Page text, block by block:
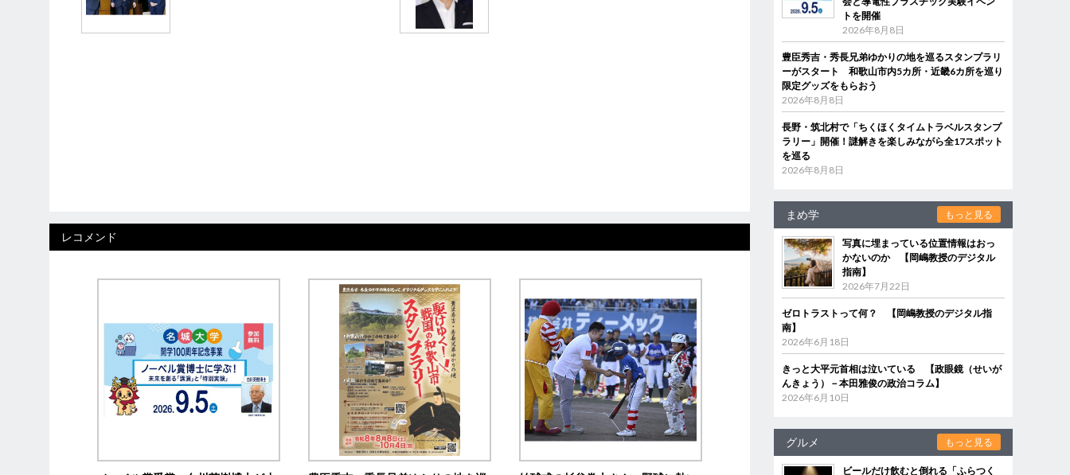
レコメンド
トを開催
2026年8月8日
豊臣秀吉・秀長兄弟ゆかりの地を巡るスタンプラリ
ーがスタート 和歌山市内5カ所・近畿6カ所を巡り
限定グッズをもらおう
2026年8月8日
長野・筑北村で「ちくほくタイムトラベルスタンプ
ラリー」開催！謎解きを楽しみながら全17スポット
を巡る
2026年8月8日
まめ学 もっと見る
写真に埋まっている位置情報はおっ
かないのか 【岡嶋教授のデジタル
指南】
2026年7月22日
ゼロトラストって何？ 【岡嶋教授のデジタル指
南】
2026年6月18日
きっと大平元首相は泣いている 【政眼鏡（せいが
んきょう）－本田雅俊の政治コラム】
2026年6月10日
グルメ もっと見る
ビールだけ飲むと倒れる「ふらつく